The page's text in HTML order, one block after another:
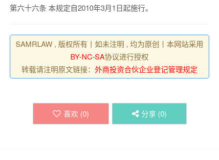
第六十六条 本规定自2010年3月1日起施行。
SAMRLAW , 版权所有丨如未注明 , 均为原创丨本网站采用
BY-NC-SA协议进行授权
转载请注明原文链接： 外商投资合伙企业登记管理规定
喜欢 (0) 分享 (0)